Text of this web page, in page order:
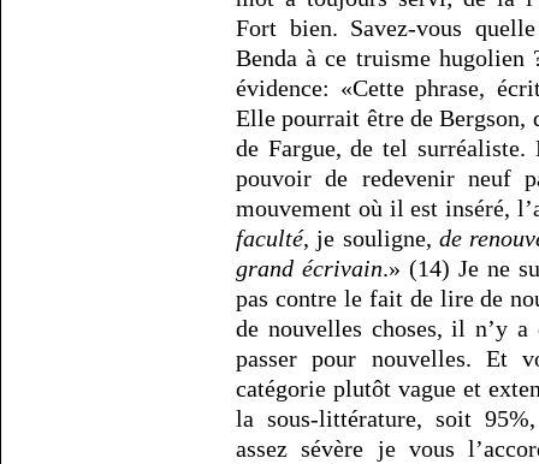
Fort bien. Savez-vous
Benda à ce truisme
évidence: «Cette phrase,
Elle pourrait être de Bergson,
de Fargue, de tel
pouvoir de redevenir neuf
mouvement où il est inséré,
faculté, je souligne, de
grand écrivain.» (14) Je ne
pas contre le fait de lire de
de nouvelles choses, il n’y
passer pour nouvelles. Et
catégorie plutôt vague et
la sous-littérature, soit
assez sévère je vous